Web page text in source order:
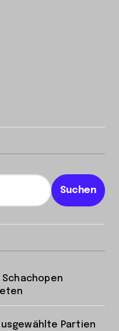
Suchen
Schachopen
Partien